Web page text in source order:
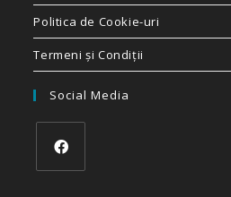
Politica de Cookie-uri
Termeni și Condiții
Social Media